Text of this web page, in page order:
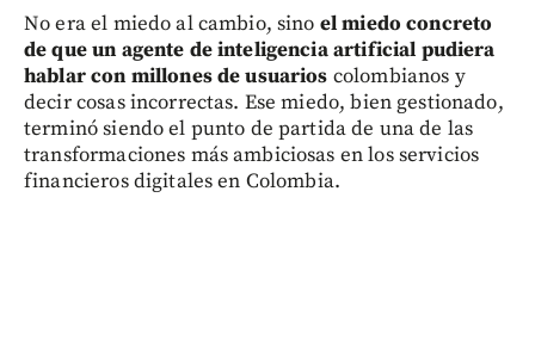
No era el miedo al cambio, sino el miedo concreto
de que un agente de inteligencia artificial pudiera
hablar con millones de usuarios colombianos y
decir cosas incorrectas. Ese miedo, bien gestionado,
terminó siendo el punto de partida de una de las
transformaciones más ambiciosas en los servicios
financieros digitales en Colombia.